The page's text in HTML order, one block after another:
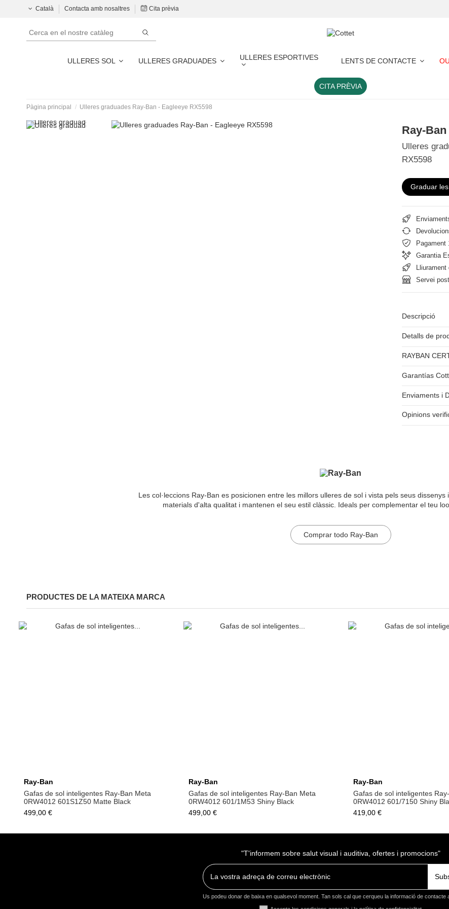
Català Contacta amb nosaltres Cita prèvia
ULLERES SOL ULLERES GRADUADES ULLERES ESPORTIVES LENTS DE CONTACTE
CITA PRÈVIA
Pàgina principal Ulleres graduades Ray-Ban - Eagleeye RX5598
Ray-Ban
Ulleres
RX5598
Graduar
Pagament
Garantia
Servei
Descripció
Detalls de
RAYBAN
Garantías
Enviaments i
Opinions
Les col·leccions Ray-Ban es posicionen entre les millors ulleres de sol i vista pels seus
materials d'alta qualitat i mantenen el seu estil clàssic. Ideals per complementar el teu
Comprar todo Ray-Ban
PRODUCTES DE LA MATEIXA MARCA
Ray-Ban
Gafas de sol inteligentes Ray-Ban Meta
0RW4012 601S1Z50 Matte Black
499,00 €
Ray-Ban
Gafas de sol inteligentes Ray-Ban Meta
0RW4012 601/1M53 Shiny Black
499,00 €
Ray-Ban
Gafas de sol inteligentes
0RW4012 601/7150 Shiny
419,00 €
"T'informem sobre salut visual i auditiva, ofertes i promocions"
Us podeu donar de baixa en qualsevol moment. Tan sols cal que cerqueu la informació de contacte